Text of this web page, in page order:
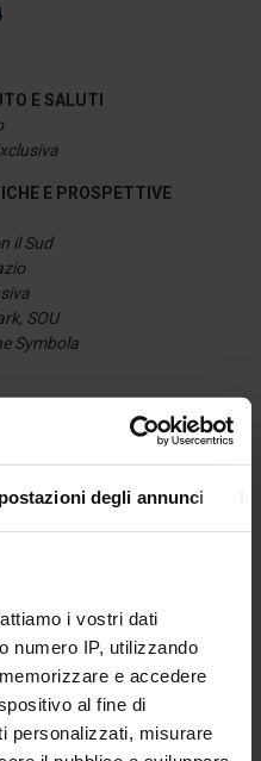
degli annunci
i vostri dati
numero IP, utilizzando
e accedere
al fine di
personalizzati, misurare
E SALUTI
E PROSPETTIVE
il Sud
SOU
Symbola
di Messina
AI PARTNER
(Italia)